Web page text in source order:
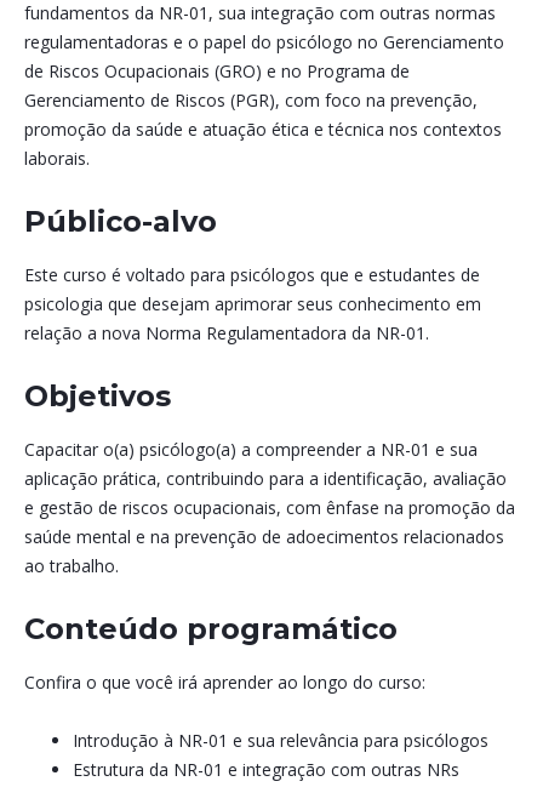
fundamentos da NR-01, sua integração com outras normas
regulamentadoras e o papel do psicólogo no Gerenciamento
de Riscos Ocupacionais (GRO) e no Programa de
Gerenciamento de Riscos (PGR), com foco na prevenção,
promoção da saúde e atuação ética e técnica nos contextos
laborais.
Público-alvo
Este curso é voltado para psicólogos que e estudantes de
psicologia que desejam aprimorar seus conhecimento em
relação a nova Norma Regulamentadora da NR-01.
Objetivos
Capacitar o(a) psicólogo(a) a compreender a NR-01 e sua
aplicação prática, contribuindo para a identificação, avaliação
e gestão de riscos ocupacionais, com ênfase na promoção da
saúde mental e na prevenção de adoecimentos relacionados
ao trabalho.
Conteúdo programático
Confira o que você irá aprender ao longo do curso:
Introdução à NR-01 e sua relevância para psicólogos
Estrutura da NR-01 e integração com outras NRs